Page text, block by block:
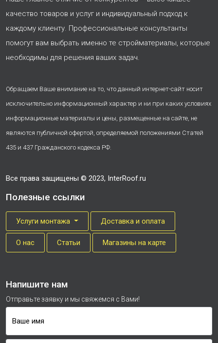
качество товаров и услуг и индивидуальный подход к
каждому клиенту. Профессиональные консультанты
помогут вам выбрать именно те стройматериалы, которые
необходимы для решения ваших задач.
Обращаем Ваше внимание на то, что данный интернет-сайт носит
исключительно информационный характер и ни при каких условиях
информационные материалы и цены, размещенные на сайте, не
являются публичной офертой, определяемой положениями Статей
435 и 437 Гражданского кодекса РФ.
Все права защищены © 2023, InterRoof.ru
Полезные ссылки
Услуги монтажа Доставка и оплата
О нас Cтатьи Магазины на карте
Напишите нам
Отправьте заявку и мы свяжемся с Вами!
Ваше имя